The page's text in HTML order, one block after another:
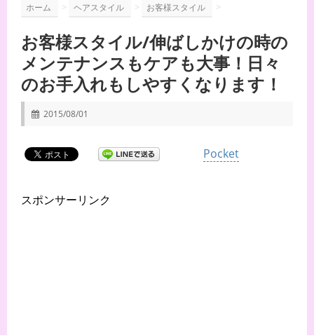
ホーム > ヘアスタイル > お客様スタイル >
お客様スタイル/伸ばしかけの時の
メンテナンスもケアも大事！日々
のお手入れもしやすくなります！
2015/08/01
Pocket
スポンサーリンク